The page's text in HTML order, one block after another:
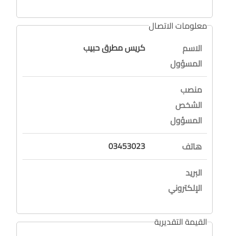
معلومات الاتصال
الاسم
المسؤول
كريس مطرق حبيب
منصب
الشخص
المسؤول
هاتف
03453023
البريد
الإلكتروني
القيمة التقديرية